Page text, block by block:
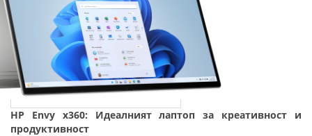
HP Envy x360: Идеалният лаптоп за креативност и
продуктивност